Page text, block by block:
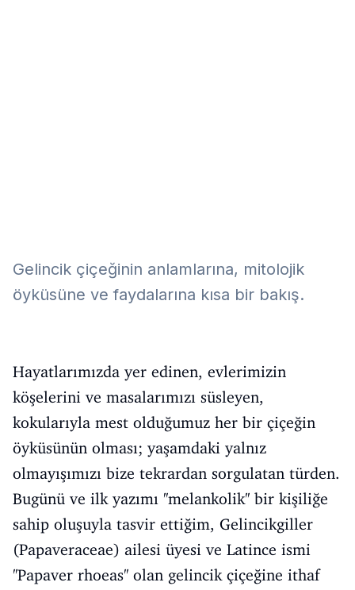
Gelincik çiçeğinin anlamlarına, mitolojik
öyküsüne ve faydalarına kısa bir bakış.
Hayatlarımızda yer edinen, evlerimizin
köşelerini ve masalarımızı süsleyen,
kokularıyla mest olduğumuz her bir çiçeğin
öyküsünün olması; yaşamdaki yalnız
olmayışımızı bize tekrardan sorgulatan türden.
Bugünü ve ilk yazımı ''melankolik'' bir kişiliğe
sahip oluşuyla tasvir ettiğim, Gelincikgiller
(Papaveraceae) ailesi üyesi ve Latince ismi
''Papaver rhoeas'' olan gelincik çiçeğine ithaf